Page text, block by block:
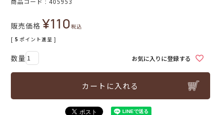
販売価格 ¥110税込
[ 5 ポイント進呈 ]
お気に入りに登録する
カートに入れる